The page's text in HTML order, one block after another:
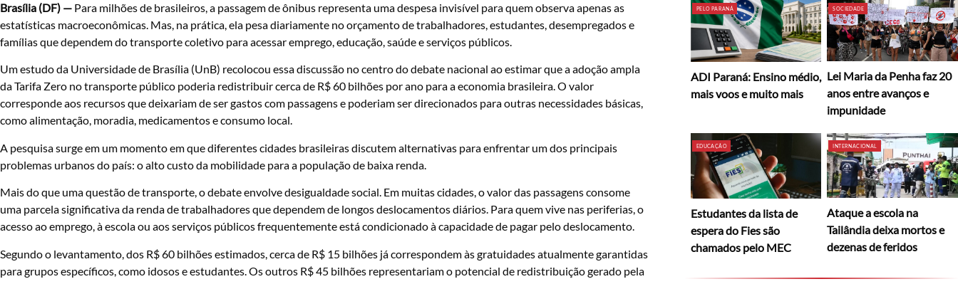
Brasília (DF) — Para milhões de brasileiros, a passagem de ônibus representa uma despesa invisível para quem observa apenas as
estatísticas macroeconômicas. Mas, na prática, ela pesa diariamente no orçamento de trabalhadores, estudantes, desempregados e
famílias que dependem do transporte coletivo para acessar emprego, educação, saúde e serviços públicos.
Um estudo da Universidade de Brasília (UnB) recolocou essa discussão no centro do debate nacional ao estimar que a adoção ampla
da Tarifa Zero no transporte público poderia redistribuir cerca de R$ 60 bilhões por ano para a economia brasileira. O valor
corresponde aos recursos que deixariam de ser gastos com passagens e poderiam ser direcionados para outras necessidades básicas,
como alimentação, moradia, medicamentos e consumo local.
A pesquisa surge em um momento em que diferentes cidades brasileiras discutem alternativas para enfrentar um dos principais
problemas urbanos do país: o alto custo da mobilidade para a população de baixa renda.
Mais do que uma questão de transporte, o debate envolve desigualdade social. Em muitas cidades, o valor das passagens consome
uma parcela significativa da renda de trabalhadores que dependem de longos deslocamentos diários. Para quem vive nas periferias, o
acesso ao emprego, à escola ou aos serviços públicos frequentemente está condicionado à capacidade de pagar pelo deslocamento.
Segundo o levantamento, dos R$ 60 bilhões estimados, cerca de R$ 15 bilhões já correspondem às gratuidades atualmente garantidas
para grupos específicos, como idosos e estudantes. Os outros R$ 45 bilhões representariam o potencial de redistribuição gerado pela
PELO PARANÁ
ADI Paraná: Ensino médio,
mais voos e muito mais
SOCIEDADE
Lei Maria da Penha faz 20
anos entre avanços e
impunidade
EDUCAÇÃO
Estudantes da lista de
espera do Fies são
chamados pelo MEC
INTERNACIONAL
Ataque a escola na
Tailândia deixa mortos e
dezenas de feridos